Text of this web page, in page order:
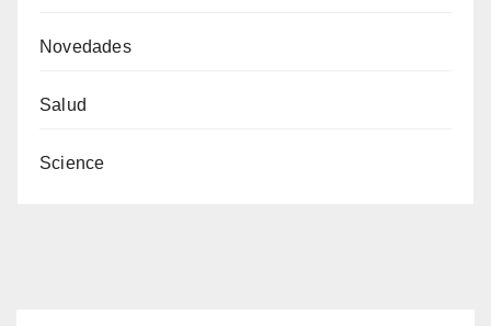
Novedades
Salud
Science